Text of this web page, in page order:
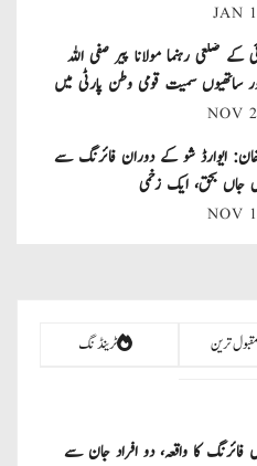
JAN
ضلعی رہنما مولانا پیر صفی اللہ
ساتھیوں سمیت قومی وطن پارٹی میں
NOV
ایوارڈ شو کے دوران فائرنگ سے
بحق، ایک زخمی
NOV
ترین ٹرینڈنگ
کا واقعہ، دو افراد جان سے